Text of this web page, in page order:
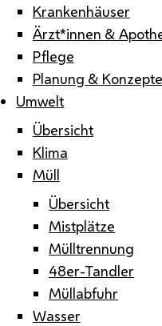
Krankenhäuser
Ärzt*innen &
Pflege
Planung & Konzepte
Umwelt
Übersicht
Klima
Müll
Übersicht
Mistplätze
Mülltrennung
48er-Tandler
Müllabfuhr
Wasser